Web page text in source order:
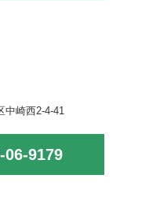
中崎西2-4-41
06-9179